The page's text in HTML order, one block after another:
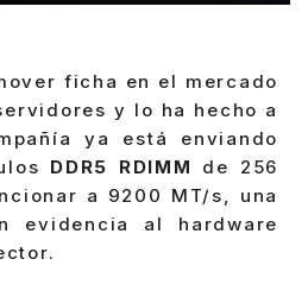
ficha en el mercado
y lo ha hecho a
ya está enviando
DDR5 RDIMM
de 256
a 9200 MT/s, una
evidencia al hardware